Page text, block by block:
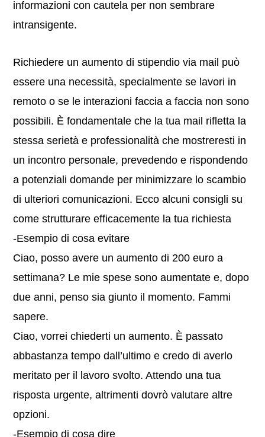
informazioni con cautela per non sembrare
intransigente.
Richiedere un aumento di stipendio via mail può
essere una necessità, specialmente se lavori in
remoto o se le interazioni faccia a faccia non sono
possibili. È fondamentale che la tua mail rifletta la
stessa serietà e professionalità che mostreresti in
un incontro personale, prevedendo e rispondendo
a potenziali domande per minimizzare lo scambio
di ulteriori comunicazioni. Ecco alcuni consigli su
come strutturare efficacemente la tua richiesta
-Esempio di cosa evitare
Ciao, posso avere un aumento di 200 euro a
settimana? Le mie spese sono aumentate e, dopo
due anni, penso sia giunto il momento. Fammi
sapere.
Ciao, vorrei chiederti un aumento. È passato
abbastanza tempo dall’ultimo e credo di averlo
meritato per il lavoro svolto. Attendo una tua
risposta urgente, altrimenti dovrò valutare altre
opzioni.
-Esempio di cosa dire